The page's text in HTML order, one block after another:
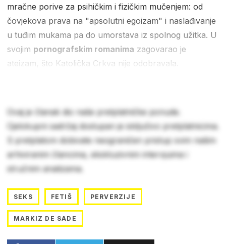
mračne porive za psihičkim i fizičkim mučenjem: od
čovjekova prava na "apsolutni egoizam" i naslađivanje
u tuđim mukama pa do umorstava iz spolnog užitka. U
svojim pornografskim romanima zagovarao je
ateizam, što Katolička Crkva nije odobravala.
Ovaj je članak dio naše pretplatničke ponude.
Cjelokupni sadržaj dostupan je isključivo pretplatnicima.
S pretplatom dobivate neograničen pristup svim našim
arhiviranim člancima, ekskluzivnim intervjuima i
stručnim analizama.
SEKS FETIŠ PERVERZIJE
MARKIZ DE SADE